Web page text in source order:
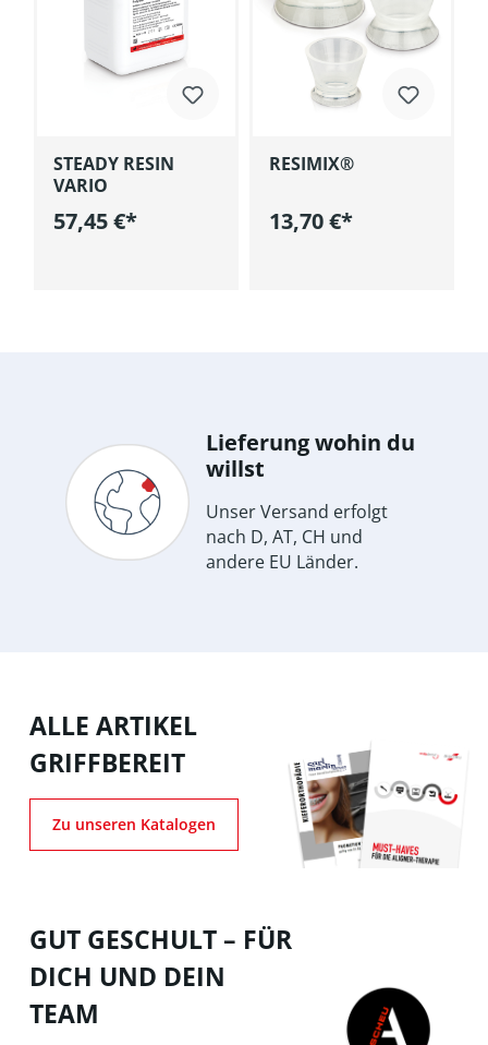
STEADY RESIN
VARIO
57,45 €*
RESIMIX®
13,70 €*
Lieferung wohin du
willst
Unser Versand erfolgt
nach D, AT, CH und
andere EU Länder.
ALLE ARTIKEL
GRIFFBEREIT
Zu unseren Katalogen
GUT GESCHULT – FÜR
DICH UND DEIN
TEAM